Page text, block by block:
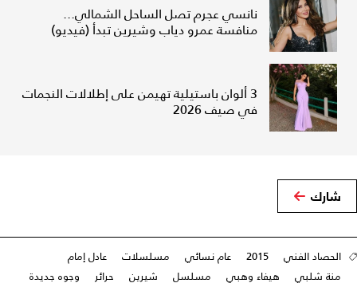
نانسي عجرم تصل الساحل الشمالي...
منافسة عمرو دياب وشيرين تبدأ (فيديو)
3 ألوان باستيلية تهيمن على إطلالات النجمات
في صيف 2026
شارك
الحصاد الفني 2015 عام نسائي مسلسلات
عادل إمام
منة شلبي
هيفاء وهبي مسلسل شيرين حرائر
وجوه جديدة